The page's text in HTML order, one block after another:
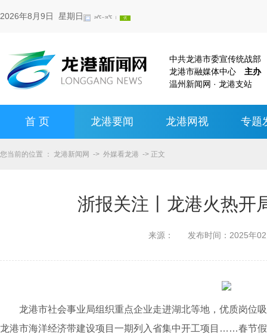
2026年8月9日 星期日
中共龙港市委宣传统战
龙港市融媒体中心 主办
温州新闻网 · 龙港支站
首 页 龙港要闻 龙港网视 专题
您当前的位置 ： 龙港新闻网 -> 外媒看龙港 -> 正文
浙报关注丨龙港火热开
来源： 发布时间： 2025年
龙港市社会事业局组织重点企业走进湖北等地，优质岗位
龙港市海洋经济带建设项目一期列入省集中开工项目……春节